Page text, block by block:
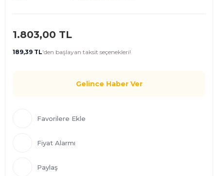
1.803,00 TL
189,39 TL'den başlayan taksit seçenekleri!
Gelince Haber Ver
Fiyat Alarmı
Paylaş